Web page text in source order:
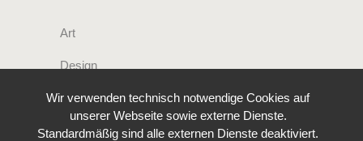
Art
Design
Music
Photography
Wir verwenden technisch notwendige Cookies auf
unserer Webseite sowie externe Dienste.
Standardmäßig sind alle externen Dienste deaktiviert.